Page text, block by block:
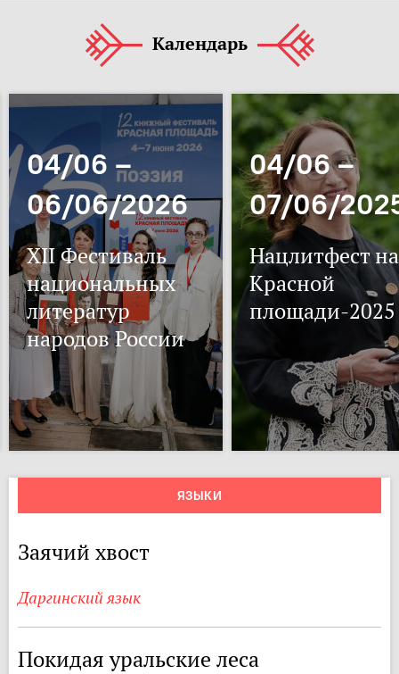
Календарь
04/06 –
06/06/2026
XII Фестиваль
национальных
литератур
народов России
04/06 –
07/06/
Нацлитфест на
Красной
площади-2025
ЯЗЫКИ
Заячий хвост
Даргинский язык
Покидая уральские леса